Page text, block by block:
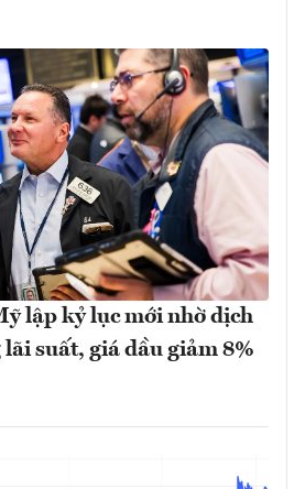
lập kỷ lục mới nhờ dịch
suất, giá dầu giảm 8%